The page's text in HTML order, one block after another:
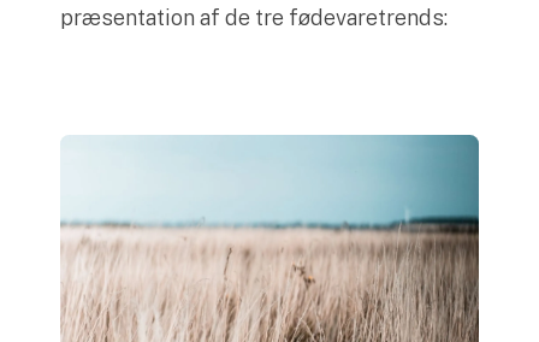
præsentation af de tre fødevaretrends: